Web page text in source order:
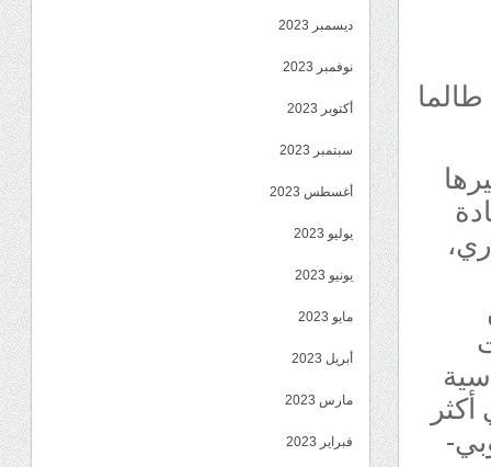
ديسمبر 2023
نوفمبر 2023
أكتوبر 2023
سبتمبر 2023
أغسطس 2023
يوليو 2023
يونيو 2023
مايو 2023
أبريل 2023
مارس 2023
فبراير 2023